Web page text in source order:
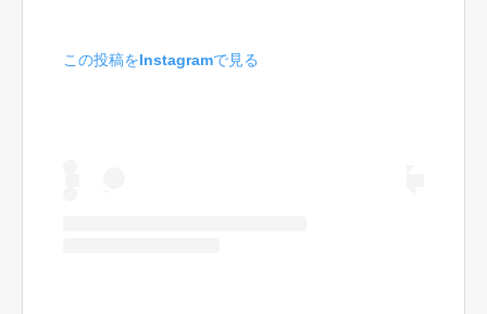
この投稿をInstagramで見る